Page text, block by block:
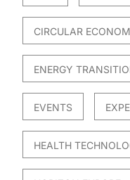
CIRCULAR
ENERGY
EVENTS
HEALTH